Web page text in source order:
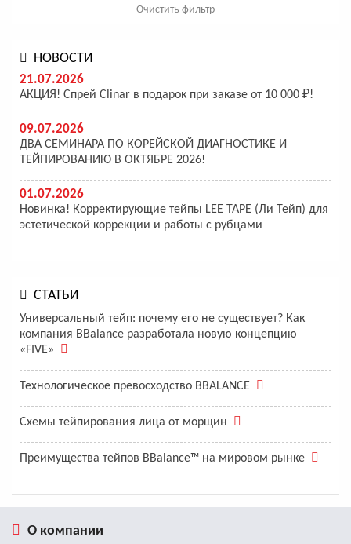
Очистить фильтр
НОВОСТИ
21.07.2026
АКЦИЯ! Спрей Clinar в подарок при заказе от 10 000 ₽!
09.07.2026
ДВА СЕМИНАРА ПО КОРЕЙСКОЙ ДИАГНОСТИКЕ И
ТЕЙПИРОВАНИЮ В ОКТЯБРЕ 2026!
01.07.2026
Новинка! Корректирующие тейпы LEE TAPE (Ли Тейп) для
эстетической коррекции и работы с рубцами
СТАТЬИ
Универсальный тейп: почему его не существует? Как
компания BBalance разработала новую концепцию
«FIVE»
Технологическое превосходство BBALANCE
Схемы тейпирования лица от морщин
Преимущества тейпов BBalance™ на мировом рынке
О компании